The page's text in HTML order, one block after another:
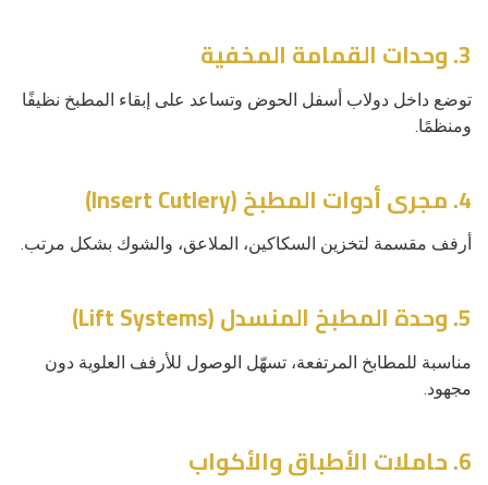
3. وحدات القمامة المخفية
توضع داخل دولاب أسفل الحوض وتساعد على إبقاء المطبخ نظيفًا
ومنظمًا.
4. مجرى أدوات المطبخ (Insert Cutlery)
أرفف مقسمة لتخزين السكاكين، الملاعق، والشوك بشكل مرتب.
5. وحدة المطبخ المنسدل (Lift Systems)
مناسبة للمطابخ المرتفعة، تسهّل الوصول للأرفف العلوية دون
مجهود.
6. حاملات الأطباق والأكواب